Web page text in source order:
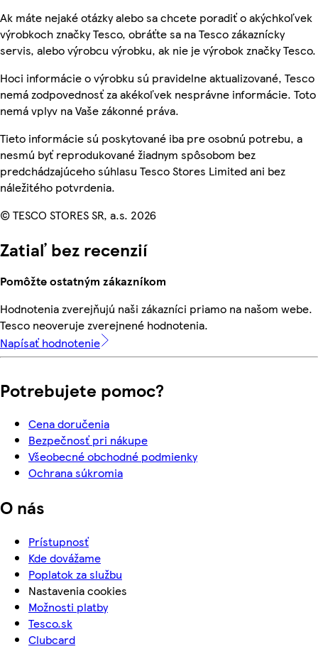
Ak máte nejaké otázky alebo sa chcete poradiť o akýchkoľvek
výrobkoch značky Tesco, obráťte sa na Tesco zákaznícky
servis, alebo výrobcu výrobku, ak nie je výrobok značky Tesco.
Hoci informácie o výrobku sú pravidelne aktualizované, Tesco
nemá zodpovednosť za akékoľvek nesprávne informácie. Toto
nemá vplyv na Vaše zákonné práva.
Tieto informácie sú poskytované iba pre osobnú potrebu, a
nesmú byť reprodukované žiadnym spôsobom bez
predchádzajúceho súhlasu Tesco Stores Limited ani bez
náležitého potvrdenia.
© TESCO STORES SR, a.s. 2026
Zatiaľ bez recenzií
Pomôžte ostatným zákazníkom
Hodnotenia zverejňujú naši zákazníci priamo na našom webe.
Tesco neoveruje zverejnené hodnotenia.
Napísať hodnotenie
Potrebujete pomoc?
Cena doručenia
Bezpečnosť pri nákupe
Všeobecné obchodné podmienky
Ochrana súkromia
O nás
Prístupnosť
Kde dovážame
Poplatok za službu
Nastavenia cookies
Možnosti platby
Tesco.sk
Clubcard